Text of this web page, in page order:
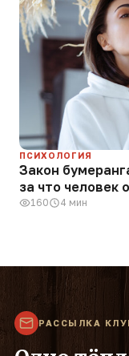
ПСИХОЛОГИЯ
Закон
за что человек
160 4 мин
РАССЫЛКА